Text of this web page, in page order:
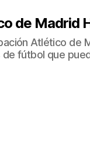
de Madrid
Atlético de
fútbol que